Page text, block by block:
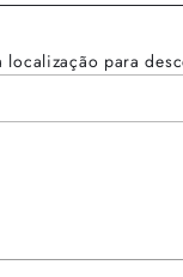
localização para